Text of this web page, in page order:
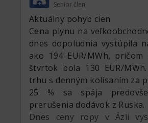
1.3.2022 pričom ešte 7.2.
takmer 97 EUR/t.
Senior člen
Aktuálny pohyb cien
Cena plynu na
dnes dopoludnia vystúpila
ako 194 EUR/MWh,
štvrtok bola 130 EUR/
trhu s denným kolísaním za
25 % sa spája
prerušenia dodávok z Ruska.
Dnes ceny ropy v Ázii